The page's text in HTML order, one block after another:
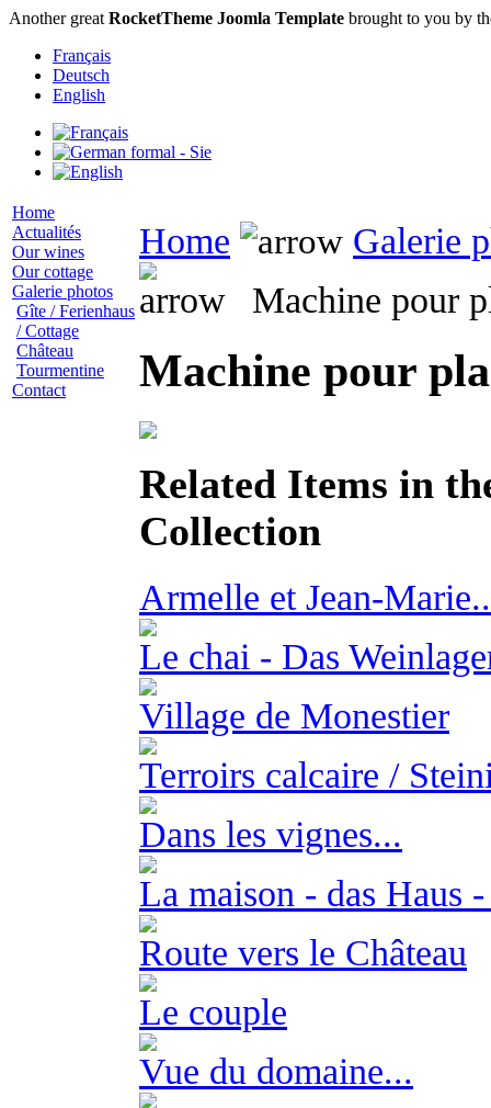
Another great RocketTheme Joomla Template brought to you by
Français
Deutsch
English
Home
Actualités
Our wines
Our cottage
Galerie photos
Gîte / Ferienhaus
/ Cottage
Château
Tourmentine
Contact
Home
Galerie
Machine pour
Machine pour
Related Items in
Collection
Armelle et Jean-
Le chai - Das
Village de Monestier
Terroirs calcaire /
Dans les vignes...
La maison - das Haus
Route vers le Château
Le couple
Vue du domaine...